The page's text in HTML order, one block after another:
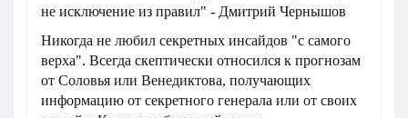
Никогда не любил секретных инсайдов "с самого
верха". Всегда скептически относился к прогнозам
от Соловья или Венедиктова, получающих
информацию от секретного генерала или от своих